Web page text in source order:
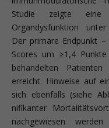
Studie zeigte eine
Organdysfunktion
Der primäre Endpunkt
Scores um ≥1,4
behandelten
erreicht. Hinweise auf
sich ebenfalls (siehe
nifikanter
nachgewiesen